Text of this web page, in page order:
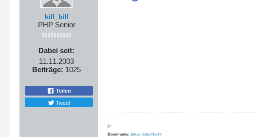
kill_bill
PHP Senior
Dabei seit:
11.11.2003
Beiträge: 1025
Teilen
Tweet
(-:
Bookmarks: ·Bilder·Jobs·Recht·